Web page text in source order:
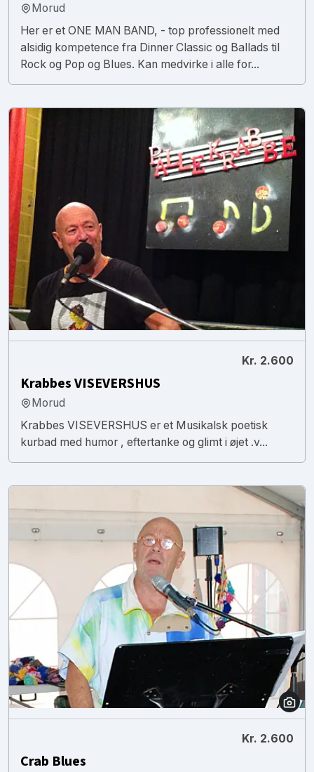
Morud
Her er et ONE MAN BAND, - top professionelt med
alsidig kompetence fra Dinner Classic og Ballads til
Rock og Pop og Blues. Kan medvirke i alle for...
Kr. 2.600
Krabbes VISEVERSHUS
Morud
Krabbes VISEVERSHUS er et Musikalsk poetisk
kurbad med humor , eftertanke og glimt i øjet .v...
Kr. 2.600
Crab Blues